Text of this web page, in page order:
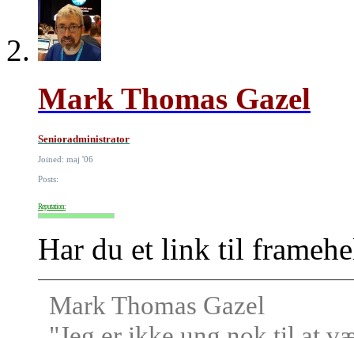
Mark Thomas Gazel
Senioradministrator
Joined: maj '06
Posts:
Reputation:
Har du et link til
Mark Thomas Gazel